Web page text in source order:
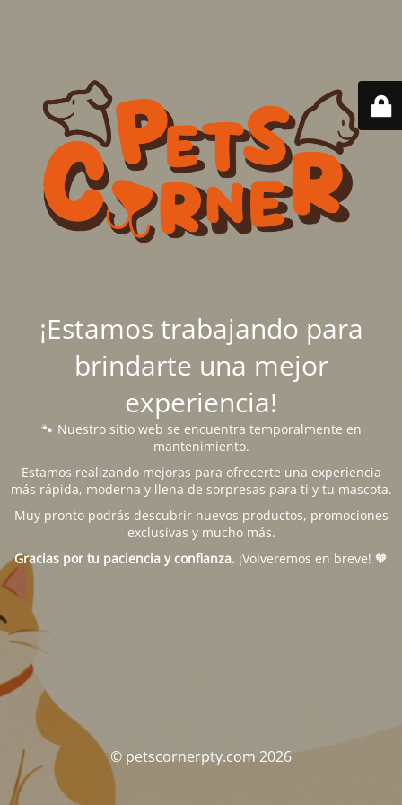
¡Estamos trabajando para
brindarte una mejor
experiencia!
🐾 Nuestro sitio web se encuentra temporalmente en
mantenimiento.
Estamos realizando mejoras para ofrecerte una experiencia
más rápida, moderna y llena de sorpresas para ti y tu mascota.
Muy pronto podrás descubrir nuevos productos, promociones
exclusivas y mucho más.
Gracias por tu paciencia y confianza. ¡Volveremos en breve! 🧡
© petscornerpty.com 2026